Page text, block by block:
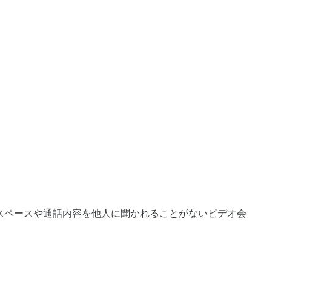
ースや通話内容を他人に聞かれることがないビデオ会